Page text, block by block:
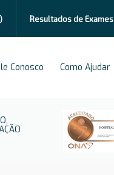
Resultados deExames
Conosco Como Ajudar